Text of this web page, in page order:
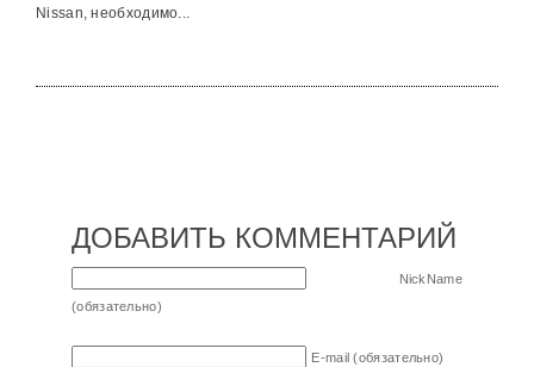
Nissan, необходимо...
ДОБАВИТЬ КОММЕНТАРИЙ
NickName
(обязательно)
E-mail (обязательно)